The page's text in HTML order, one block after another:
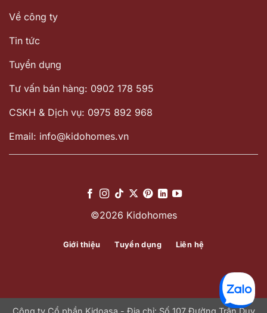
Về công ty
Tin tức
Tuyển dụng
Tư vấn bán hàng: 0902 178 595
CSKH & Dịch vụ: 0975 892 968
Email: info@kidohomes.vn
©2026 Kidohomes
Giới thiệu Tuyển dụng Liên hệ
Công ty Cổ phần Kidoasa - Địa chỉ: Số 107 Đường Trần Duy